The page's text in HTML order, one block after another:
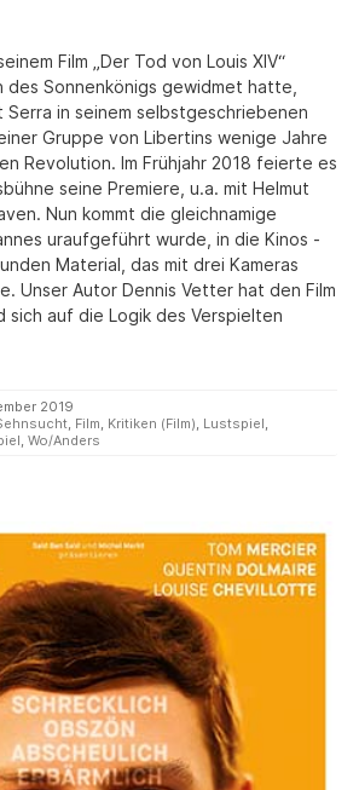
Film „Der Tod von Louis XIV“
des Sonnenkönigs gewidmet hatte,
in seinem selbstgeschriebenen
Gruppe von Libertins wenige Jahre
Revolution. Im Frühjahr 2018 feierte es
seine Premiere, u.a. mit Helmut
Nun kommt die gleichnamige
uraufgeführt wurde, in die Kinos -
Material, das mit drei Kameras
Unser Autor Dennis Vetter hat den Film
sich auf die Logik des Verspielten
2019
, Film Kritiken (Film) Lustspiel
Wo/Anders